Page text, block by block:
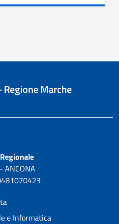
Marche
ANCONA
e Informatica